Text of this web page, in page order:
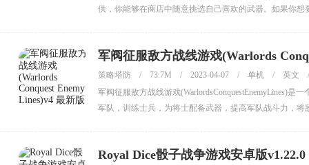
供，你能够在商店中随意挑选自己喜欢的武器。如果你想
军阀征服敌方战线游戏(Warlords
策略塔防 / 73.7M / 2023-04-07 / 单机 / 英文
/
军阀征服敌方战线游戏(WarlordsConquestEnemyLines)
军队，训练士兵，为将士配备武器，提高军队战斗力，
Royal Dice骰子战争游戏安卓版